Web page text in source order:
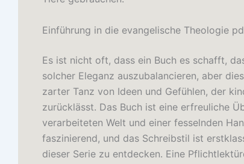
Einführung in die evangelische Theologie
Es ist nicht oft, dass ein Buch es schafft,
solcher Eleganz auszubalancieren, aber
zarter Tanz von Ideen und Gefühlen, der
zurücklässt. Das Buch ist eine erfreuliche
verarbeiteten Welt und einer fesselnden
faszinierend, und das Schreibstil ist
dieser Serie zu entdecken. Eine